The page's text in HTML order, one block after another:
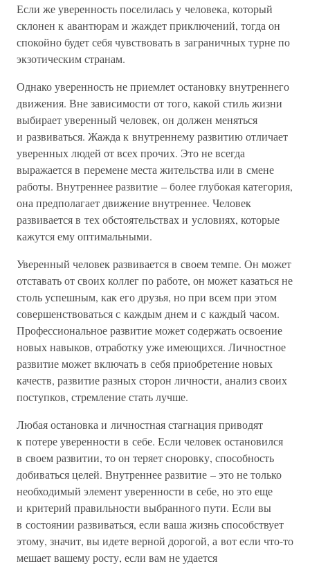
Если же уверенность поселилась у человека, который
склонен к авантюрам и жаждет приключений, тогда он
спокойно будет себя чувствовать в заграничных турне по
экзотическим странам.
Однако уверенность не приемлет остановку внутреннего
движения. Вне зависимости от того, какой стиль жизни
выбирает уверенный человек, он должен меняться
и развиваться. Жажда к внутреннему развитию отличает
уверенных людей от всех прочих. Это не всегда
выражается в перемене места жительства или в смене
работы. Внутреннее развитие – более глубокая категория,
она предполагает движение внутреннее. Человек
развивается в тех обстоятельствах и условиях, которые
кажутся ему оптимальными.
Уверенный человек развивается в своем темпе. Он может
отставать от своих коллег по работе, он может казаться не
столь успешным, как его друзья, но при всем при этом
совершенствоваться с каждым днем и с каждый часом.
Профессиональное развитие может содержать освоение
новых навыков, отработку уже имеющихся. Личностное
развитие может включать в себя приобретение новых
качеств, развитие разных сторон личности, анализ своих
поступков, стремление стать лучше.
Любая остановка и личностная стагнация приводят
к потере уверенности в себе. Если человек остановился
в своем развитии, то он теряет сноровку, способность
добиваться целей. Внутреннее развитие – это не только
необходимый элемент уверенности в себе, но это еще
и критерий правильности выбранного пути. Если вы
в состоянии развиваться, если ваша жизнь способствует
этому, значит, вы идете верной дорогой, а вот если что-то
мешает вашему росту, если вам не удается